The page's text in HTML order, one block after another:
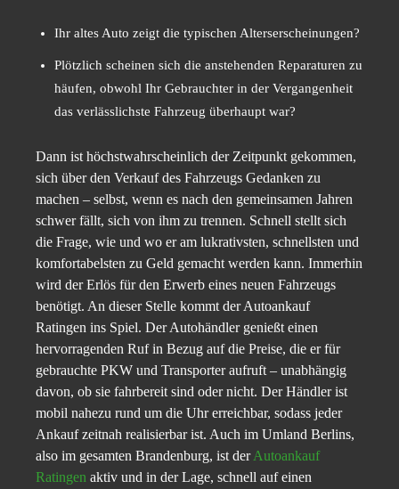
Ihr altes Auto zeigt die typischen Alterserscheinungen?
Plötzlich scheinen sich die anstehenden Reparaturen zu
häufen, obwohl Ihr Gebrauchter in der Vergangenheit
das verlässlichste Fahrzeug überhaupt war?
Dann ist höchstwahrscheinlich der Zeitpunkt gekommen,
sich über den Verkauf des Fahrzeugs Gedanken zu
machen – selbst, wenn es nach den gemeinsamen Jahren
schwer fällt, sich von ihm zu trennen. Schnell stellt sich
die Frage, wie und wo er am lukrativsten, schnellsten und
komfortabelsten zu Geld gemacht werden kann. Immerhin
wird der Erlös für den Erwerb eines neuen Fahrzeugs
benötigt. An dieser Stelle kommt der Autoankauf
Ratingen ins Spiel. Der Autohändler genießt einen
hervorragenden Ruf in Bezug auf die Preise, die er für
gebrauchte PKW und Transporter aufruft – unabhängig
davon, ob sie fahrbereit sind oder nicht. Der Händler ist
mobil nahezu rund um die Uhr erreichbar, sodass jeder
Ankauf zeitnah realisierbar ist. Auch im Umland Berlins,
also im gesamten Brandenburg, ist derAutoankauf
Ratingen aktiv und in der Lage, schnell auf einen